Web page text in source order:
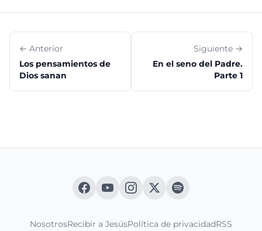
← Anterior
Los pensamientos de
Dios sanan
Siguiente →
En el seno del Padre.
Parte 1
NosotrosRecibir a JesúsPolítica de privacidadRSS